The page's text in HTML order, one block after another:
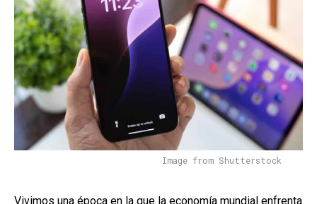
Image from Shutterstock
Vivimos una época en la que la economía mundial enfrenta